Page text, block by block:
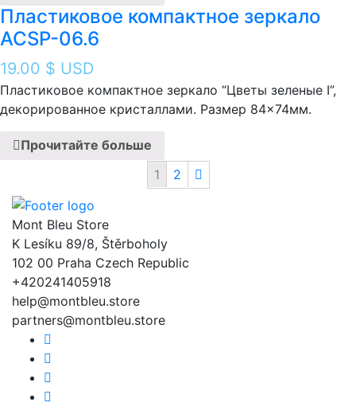
Пластиковое компактное зеркало
ACSP-06.6
19.00 $ USD
Пластиковое компактное зеркало “Цветы зеленые I ”,
декорированное кристаллами. Размер 84×74мм.
Прочитайте больше
1
2
Mont Bleu Store
K Lesíku 89/8, Štěrboholy
102 00 Praha Czech Republic
+420241405918
help@montbleu.store
partners@montbleu.store